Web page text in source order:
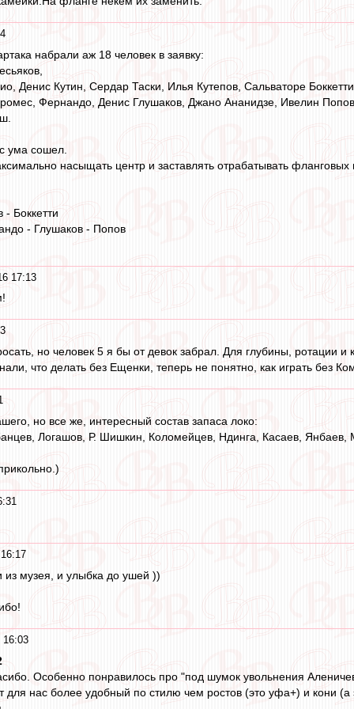
набрали аж 18 человек в заявку:
Денис Кутин, Сердар Таски, Илья Кутепов, Сальваторе
Фернандо, Денис Глушаков, Джано Ананидзе, Ивелин
ума сошел.
насыщать центр и заставлять отрабатывать
Боккетти
- Глушаков - Попов
17:13
но человек 5 я бы от девок забрал. Для глубины, ротации и
что делать без Ещенки, теперь не понятно, как играть без
но все же, интересный состав запаса локо:
Логашов, Р. Шишкин, Коломейцев, Ндинга, Касаев, Янбаев,
музея, и улыбка до ушей ))
16:03
Особенно понравилось про "под шумок увольнения
для нас более удобный по стилю чем ростов (это уфа+) и кони